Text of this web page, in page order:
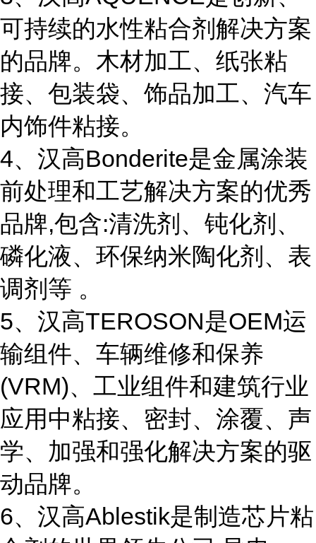
可持续的水性粘合剂解决方案
的品牌。木材加工、纸张粘
接、包装袋、饰品加工、汽车
内饰件粘接。
4、汉高Bonderite是金属涂装
前处理和工艺解决方案的优秀
品牌,包含:清洗剂、钝化剂、
磷化液、环保纳米陶化剂、表
调剂等 。
5、汉高TEROSON是OEM运
输组件、车辆维修和保养
(VRM)、工业组件和建筑行业
应用中粘接、密封、涂覆、声
学、加强和强化解决方案的驱
动品牌。
6、汉高Ablestik是制造芯片粘